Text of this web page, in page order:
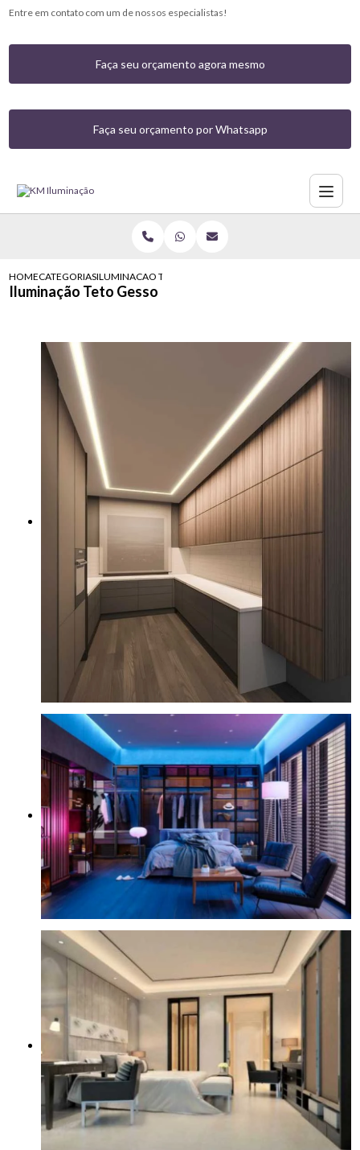
Entre em contato com um de nossos especialistas!
Faça seu orçamento agora mesmo
Faça seu orçamento por Whatsapp
HOMECATEGORIASILUMINACAO TETO GESSO
Iluminação Teto Gesso